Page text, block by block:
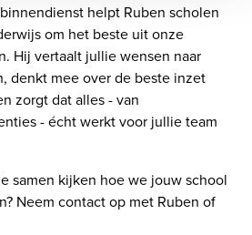
helpt Ruben scholen
om het beste uit onze
Hij vertaalt jullie wensen naar
denkt mee over de beste inzet
zorgt dat alles - van
- écht werkt voor jullie team
samen kijken hoe we jouw school
Neem contact op met Ruben of